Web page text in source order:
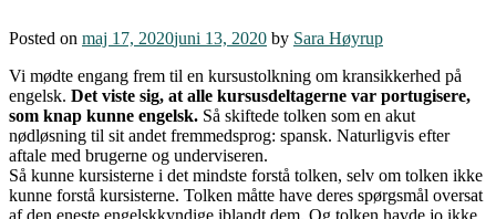
Posted on maj 17, 2020juni 13, 2020 by Sara Høyrup
Vi mødte engang frem til en kursustolkning om kransikkerhed på
engelsk. Det viste sig, at alle kursusdeltagerne var portugisere,
som knap kunne engelsk. Så skiftede tolken som en akut
nødløsning til sit andet fremmedsprog: spansk. Naturligvis efter
aftale med brugerne og underviseren.
Så kunne kursisterne i det mindste forstå tolken, selv om tolken ikke
kunne forstå kursisterne. Tolken måtte have deres spørgsmål oversat
af den eneste engelskkyndige iblandt dem. Og tolken havde jo ikke